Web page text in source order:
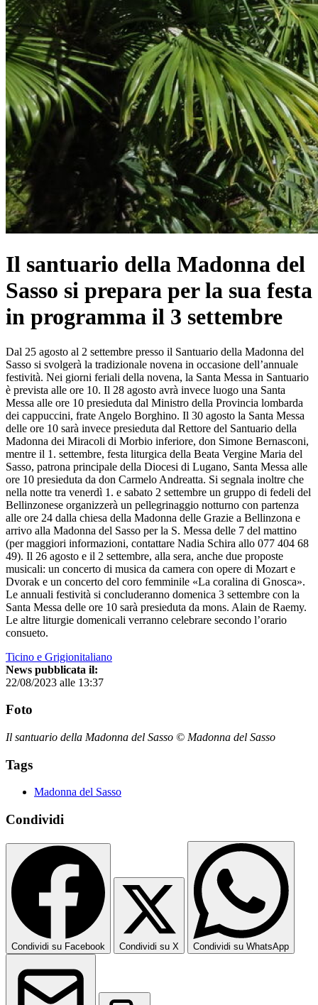
Il santuario della Madonna del
Sasso si prepara per la sua festa
in programma il 3 settembre
Dal 25 agosto al 2 settembre presso il Santuario della Madonna del
Sasso si svolgerà la tradizionale novena in occasione dell’annuale
festività. Nei giorni feriali della novena, la Santa Messa in Santuario
è prevista alle ore 10. Il 28 agosto avrà invece luogo una Santa
Messa alle ore 10 presieduta dal Ministro della Provincia lombarda
dei cappuccini, frate Angelo Borghino. Il 30 agosto la Santa Messa
delle ore 10 sarà invece presieduta dal Rettore del Santuario della
Madonna dei Miracoli di Morbio inferiore, don Simone Bernasconi,
mentre il 1. settembre, festa liturgica della Beata Vergine Maria del
Sasso, patrona principale della Diocesi di Lugano, Santa Messa alle
ore 10 presieduta da don Carmelo Andreatta. Si segnala inoltre che
nella notte tra venerdì 1. e sabato 2 settembre un gruppo di fedeli del
Bellinzonese organizzerà un pellegrinaggio notturno con partenza
alle ore 24 dalla chiesa della Madonna delle Grazie a Bellinzona e
arrivo alla Madonna del Sasso per la S. Messa delle 7 del mattino
(per maggiori informazioni, contattare Nadia Schira allo 077 404 68
49). Il 26 agosto e il 2 settembre, alla sera, anche due proposte
musicali: un concerto di musica da camera con opere di Mozart e
Dvorak e un concerto del coro femminile «La coralina di Gnosca».
Le annuali festività si concluderanno domenica 3 settembre con la
Santa Messa delle ore 10 sarà presieduta da mons. Alain de Raemy.
Le altre liturgie domenicali verranno celebrare secondo l’orario
consueto.
Ticino e Grigionitaliano
News pubblicata il:
22/08/2023 alle 13:37
Foto
Il santuario della Madonna del Sasso © Madonna del Sasso
Tags
Madonna del Sasso
Condividi
Condividi su Facebook Condividi su X Condividi su WhatsApp